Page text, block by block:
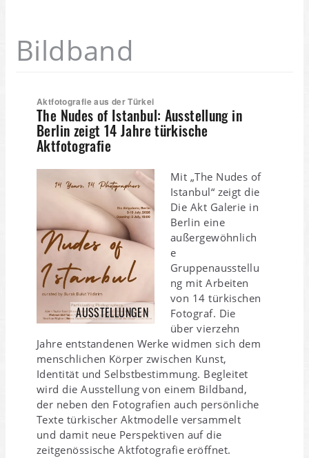
Bildband
Aktfotografie aus der Türkei
The Nudes of Istanbul: Ausstellung in
Berlin zeigt 14 Jahre türkische
Aktfotografie
AUSSTELLUNGEN
Mit „The Nudes of
Istanbul“ zeigt die
Die Akt Galerie in
Berlin eine
außergewöhnlich
e
Gruppenausstellu
ng mit Arbeiten
von 14 türkischen
Fotograf. Die
über vierzehn
Jahre entstandenen Werke widmen sich dem
menschlichen Körper zwischen Kunst,
Identität und Selbstbestimmung. Begleitet
wird die Ausstellung von einem Bildband,
der neben den Fotografien auch persönliche
Texte türkischer Aktmodelle versammelt
und damit neue Perspektiven auf die
zeitgenössische Aktfotografie eröffnet.